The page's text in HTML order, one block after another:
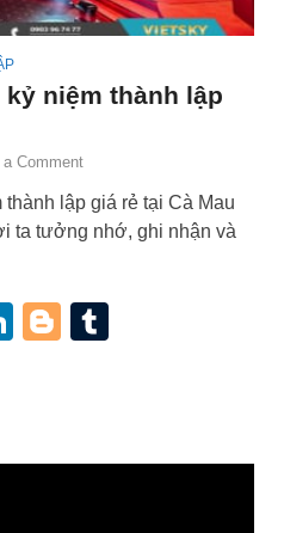
niệm thành lập
a Comment
lập giá rẻ tại Cà Mau
ta tưởng nhớ, ghi nhận và
LinkedIn
Blogger